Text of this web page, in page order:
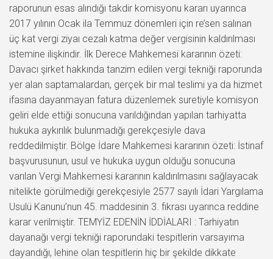
raporunun esas alındığı takdir komisyonu kararı uyarınca
2017 yılının Ocak ila Temmuz dönemleri için re’sen salınan
üç kat vergi ziyaı cezalı katma değer vergisinin kaldırılması
istemine ilişkindir. İlk Derece Mahkemesi kararının özeti:
Davacı şirket hakkında tanzim edilen vergi tekniği raporunda
yer alan saptamalardan, gerçek bir mal teslimi ya da hizmet
ifasına dayanmayan fatura düzenlemek suretiyle komisyon
geliri elde ettiği sonucuna varıldığından yapılan tarhiyatta
hukuka aykırılık bulunmadığı gerekçesiyle dava
reddedilmiştir. Bölge İdare Mahkemesi kararının özeti: İstinaf
başvurusunun, usul ve hukuka uygun olduğu sonucuna
varılan Vergi Mahkemesi kararının kaldırılmasını sağlayacak
nitelikte görülmediği gerekçesiyle 2577 sayılı İdari Yargılama
Usulü Kanunu’nun 45. maddesinin 3. fıkrası uyarınca reddine
karar verilmiştir. TEMYİZ EDENİN İDDİALARI : Tarhiyatın
dayanağı vergi tekniği raporundaki tespitlerin varsayıma
dayandığı, lehine olan tespitlerin hiç bir şekilde dikkate